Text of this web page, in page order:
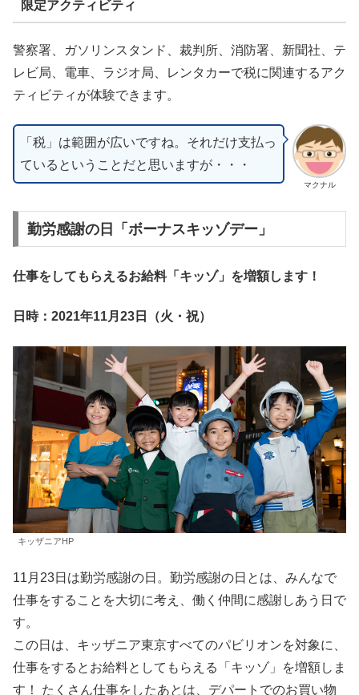
限定アクティビティ
警察署、ガソリンスタンド、裁判所、消防署、新聞社、テ
レビ局、電車、ラジオ局、レンタカーで税に関連するアク
ティビティが体験できます。
マクナル
「税」は範囲が広いですね。それだけ支払っ
ているということだと思いますが・・・
勤労感謝の日「ボーナスキッゾデー」
仕事をしてもらえるお給料「キッゾ」を増額します！
日時：2021年11月23日（火・祝）
キッザニアHP
11月23日は勤労感謝の日。勤労感謝の日とは、みんなで
仕事をすることを大切に考え、働く仲間に感謝しあう日で
す。
この日は、キッザニア東京すべてのパビリオンを対象に、
仕事をするとお給料としてもらえる「キッゾ」を増額しま
す！ たくさん仕事をしたあとは、デパートでのお買い物